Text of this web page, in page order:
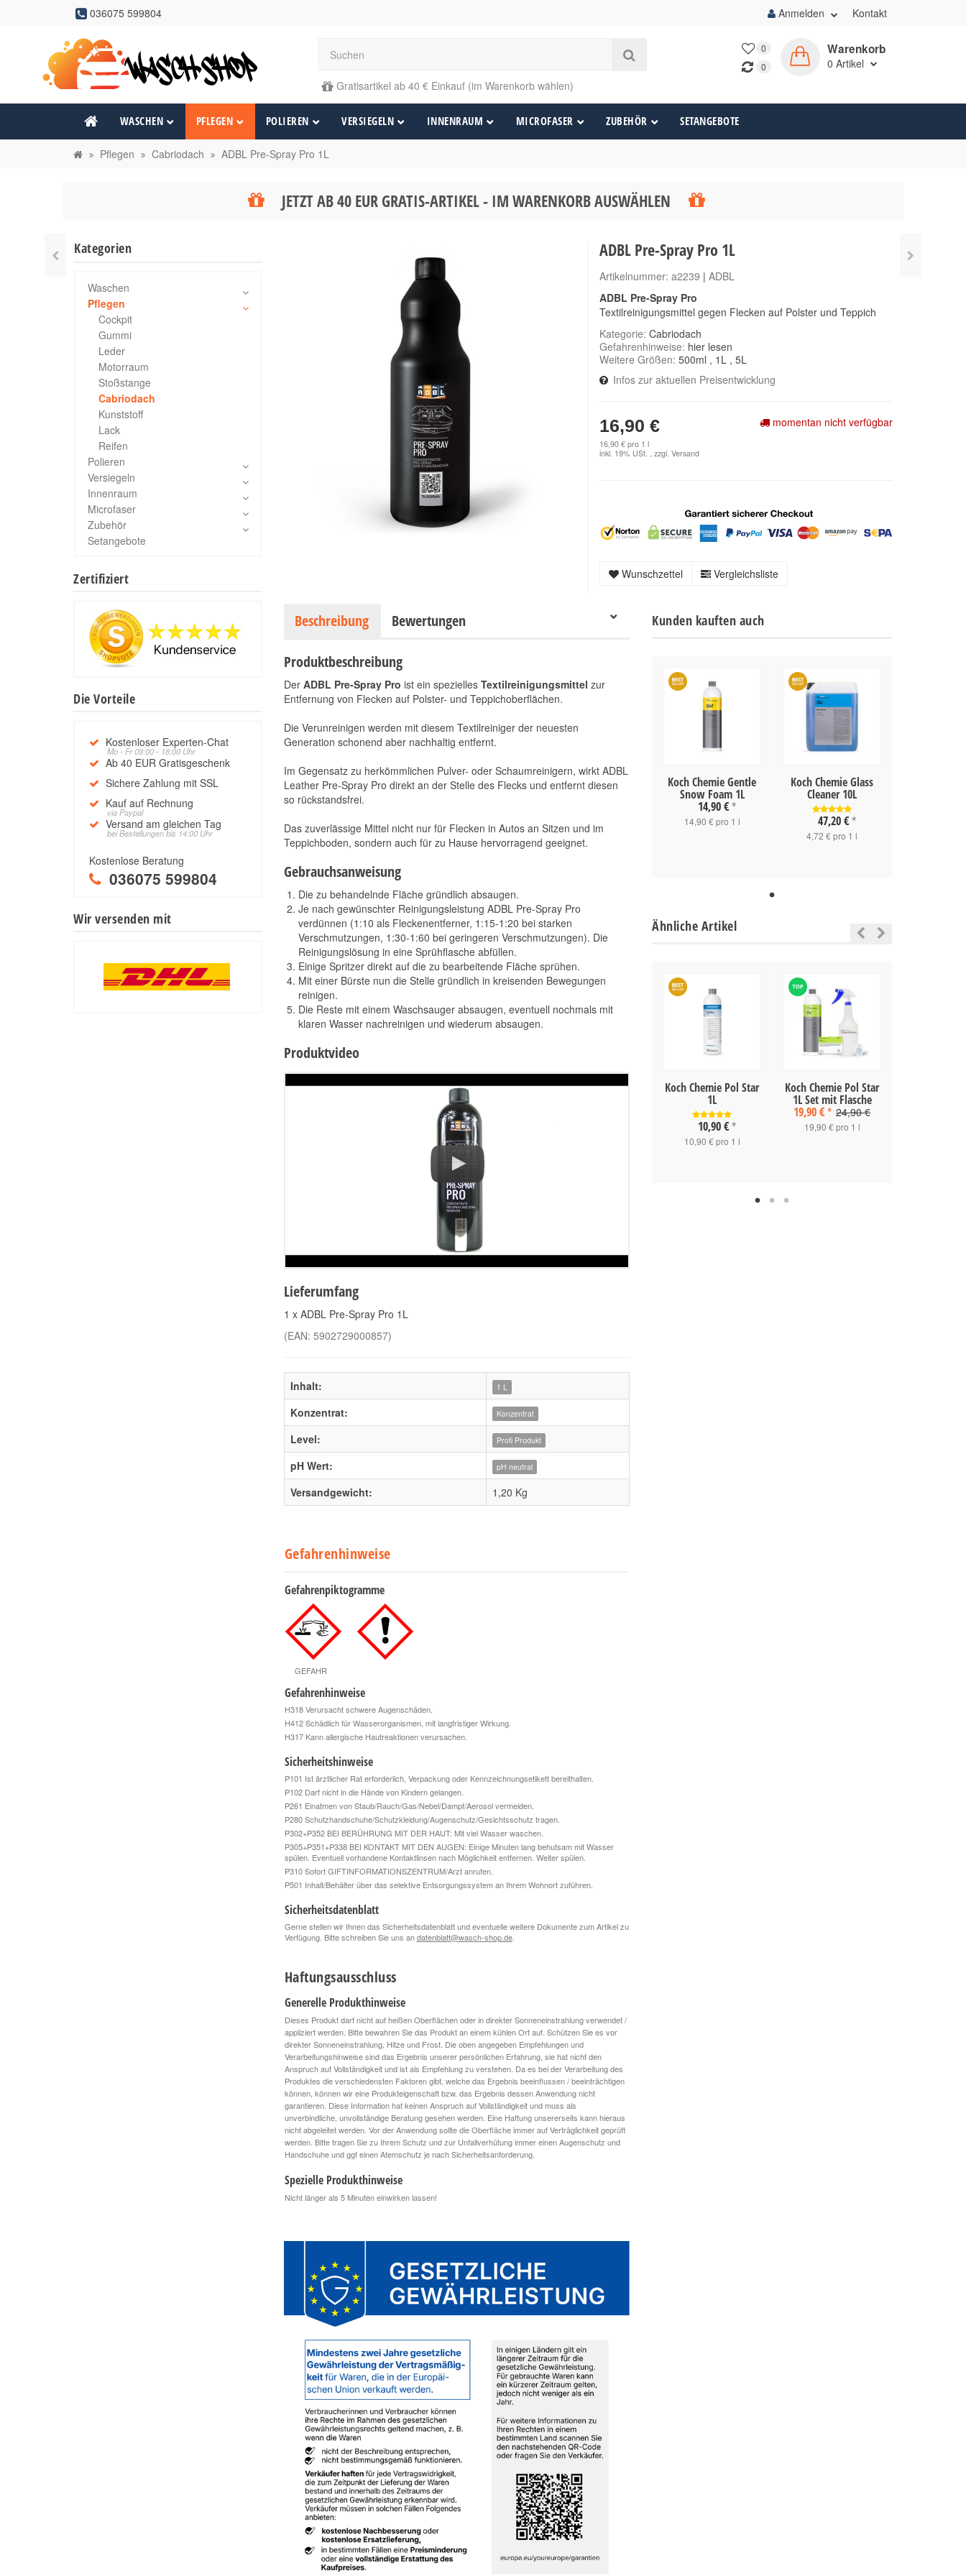
036075 599804 Anmelden Kontakt
Gratisartikel ab 40 € Einkauf (im Warenkorb wählen)
0
0
Warenkorb
0 Artikel
WASCHEN PFLEGEN POLIEREN VERSIEGELN INNENRAUM MICROFASER ZUBEHÖR SETANGEBOTE
Pflegen Cabriodach ADBL Pre-Spray Pro 1L
JETZT AB 40 EUR GRATIS-ARTIKEL - IM WARENKORB AUSWÄHLEN
ADBL Pre-Spray Pro 1L
Artikelnummer:a2239 |ADBL
ADBL Pre-Spray Pro
Textilreinigungsmittel gegen Flecken auf Polster und Teppich
Kategorie:Cabriodach
Gefahrenhinweise: hier lesen
Weitere Größen:500ml , 1L , 5L
Infos zur aktuellen Preisentwicklung
16,90 €
16,90 € pro 1 l
inkl. 19% USt. , zzgl.Versand
momentan nicht verfügbar
Wunschzettel Vergleichsliste
Beschreibung Bewertungen
Produktbeschreibung
Der ADBL Pre-Spray Pro ist ein spezielles Textilreinigungsmittel zur
Entfernung von Flecken auf Polster- und Teppichoberflächen.
Die Verunreinigen werden mit diesem Textilreiniger der neuesten
Generation schonend aber nachhaltig entfernt.
Im Gegensatz zu herkömmlichen Pulver- oder Schaumreinigern, wirkt ADBL
Leather Pre-Spray Pro direkt an der Stelle des Flecks und entfernt diesen
so rückstandsfrei.
Das zuverlässige Mittel nicht nur für Flecken in Autos an Sitzen und im
Teppichboden, sondern auch für zu Hause hervorragend geeignet.
Gebrauchsanweisung
Die zu behandelnde Fläche gründlich absaugen.
Je nach gewünschter Reinigungsleistung ADBL Pre-Spray Pro
verdünnen (1:10 als Fleckenentferner, 1:15-1:20 bei starken
Verschmutzungen, 1:30-1:60 bei geringeren Verschmutzungen). Die
Reinigungslösung in eine Sprühflasche abfüllen.
Einige Spritzer direkt auf die zu bearbeitende Fläche sprühen.
Mit einer Bürste nun die Stelle gründlich in kreisenden Bewegungen
reinigen.
Die Reste mit einem Waschsauger absaugen, eventuell nochmals mit
klaren Wasser nachreinigen und wiederum absaugen.
Produktvideo
Lieferumfang
1 x ADBL Pre-Spray Pro 1L
(EAN: 5902729000857)
Inhalt: 1 L
Konzentrat: Konzentrat
Level: Profi Produkt
pH Wert: pH neutral
Versandgewicht: 1,20 Kg
Gefahrenhinweise
Gefahrenpiktogramme
GEFAHR
Gefahrenhinweise
H318 Verursacht schwere Augenschäden.
H412 Schädlich für Wasserorganismen, mit langfristiger Wirkung.
H317 Kann allergische Hautreaktionen verursachen.
Sicherheitshinweise
P101 Ist ärztlicher Rat erforderlich, Verpackung oder Kennzeichnungsetikett bereithalten.
P102 Darf nicht in die Hände von Kindern gelangen.
P261 Einatmen von Staub/Rauch/Gas/Nebel/Dampf/Aerosol vermeiden.
P280 Schutzhandschuhe/Schutzkleidung/Augenschutz/Gesichtsschutz tragen.
P302+P352 BEI BERÜHRUNG MIT DER HAUT: Mit viel Wasser waschen.
P305+P351+P338 BEI KONTAKT MIT DEN AUGEN: Einige Minuten lang behutsam mit Wasser
spülen. Eventuell vorhandene Kontaktlinsen nach Möglichkeit entfernen. Weiter spülen.
P310 Sofort GIFTINFORMATIONSZENTRUM/Arzt anrufen.
P501 Inhalt/Behälter über das selektive Entsorgungssystem an Ihrem Wohnort zuführen.
Sicherheitsdatenblatt
Gerne stellen wir Ihnen das Sicherheitsdatenblatt und eventuelle weitere Dokumente zum Artikel zu
Verfügung. Bitte schreiben Sie uns andatenblatt@wasch-shop.de.
Haftungsausschluss
Generelle Produkthinweise
Dieses Produkt darf nicht auf heißen Oberflächen oder in direkter Sonneneinstrahlung verwendet /
appliziert werden. Bitte bewahren Sie das Produkt an einem kühlen Ort auf. Schützen Sie es vor
direkter Sonneneinstrahlung, Hitze und Frost. Die oben angegeben Empfehlungen und
Verarbeitungshinweise sind das Ergebnis unserer persönlichen Erfahrung, sie hat nicht den
Anspruch auf Vollständigkeit und ist als Empfehlung zu verstehen. Da es bei der Verarbeitung des
Produktes die verschiedensten Faktoren gibt, welche das Ergebnis beeinflussen / beeinträchtigen
können, können wir eine Produkteigenschaft bzw. das Ergebnis dessen Anwendung nicht
garantieren. Diese Information hat keinen Anspruch auf Vollständigkeit und muss als
unverbindliche, unvollständige Beratung gesehen werden. Eine Haftung unsererseits kann hieraus
nicht abgeleitet werden. Vor der Anwendung sollte die Oberfläche immer auf Verträglichkeit geprüft
werden. Bitte tragen Sie zu Ihrem Schutz und zur Unfallverhütung immer einen Augenschutz und
Handschuhe und ggf einen Atemschutz je nach Sicherheitsanforderung.
Spezielle Produkthinweise
Nicht länger als 5 Minuten einwirken lassen!
Kunden kauften auch
Koch Chemie Gentle
Snow Foam 1L
14,90 € *
14,90 € pro 1 l
Koch Chemie Glass
Cleaner 10L
47,20 € *
4,72 € pro 1 l
Ähnliche Artikel
Koch Chemie Pol Star
3L Set mit Flasche
und Tuch
38,90 € * 41,90 €
12,97 € pro 1 l
Nuke Guys Koch Chemie Pol Star
1L
10,90 € *
10,90 € pro 1 l
Koch Chemie Pol Star
1L Set mit Flasche
19,90 € * 24,90 €
19,90 € pro 1 l
Kategorien
Waschen
Pflegen
Cockpit
Gummi
Leder
Motorraum
Stoßstange
Cabriodach
Kunststoff
Lack
Reifen
Polieren
Versiegeln
Innenraum
Microfaser
Zubehör
Setangebote
Zertifiziert
Die Vorteile
Kostenloser Experten-Chat
Mo - Fr 09:00 - 18:00 Uhr
Ab 40 EUR Gratisgeschenk
Sichere Zahlung mit SSL
Kauf auf Rechnung
via Paypal
Versand am gleichen Tag
bei Bestellungen bis 14:00 Uhr
Kostenlose Beratung
036075 599804
Wir versenden mit